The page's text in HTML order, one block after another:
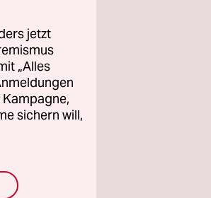
jetzt
„Alles
sichern will,